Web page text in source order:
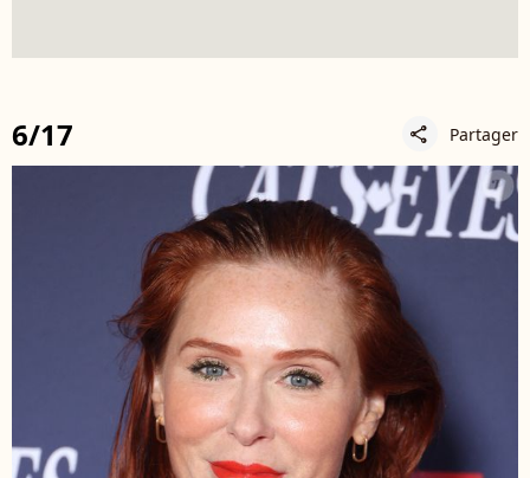
6/17 share Partager